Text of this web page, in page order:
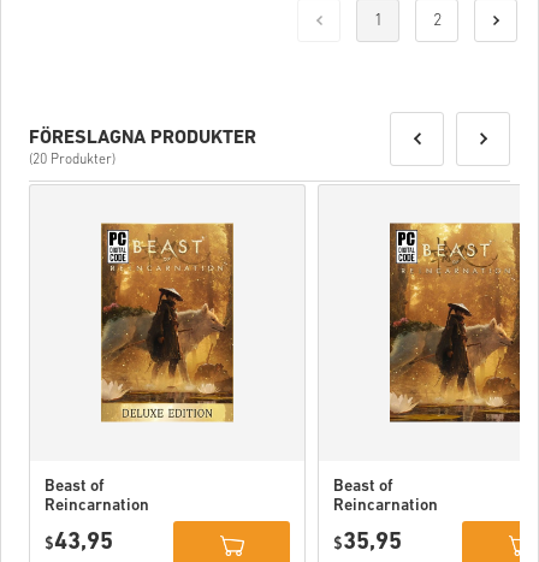
1 2
FÖRESLAGNA PRODUKTER
(20 Produkter)
Beast of
Reincarnation
PC (STEAM)
$43,95
Beast of
Reincarnation
$35,95